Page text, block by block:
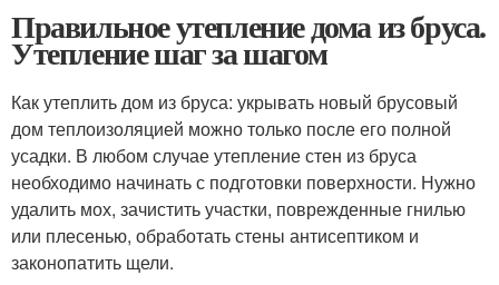
Правильное утепление дома из бруса.
Утепление шаг за шагом
Как утеплить дом из бруса: укрывать новый брусовый
дом теплоизоляцией можно только после его полной
усадки. В любом случае утепление стен из бруса
необходимо начинать с подготовки поверхности. Нужно
удалить мох, зачистить участки, поврежденные гнилью
или плесенью, обработать стены антисептиком и
законопатить щели.